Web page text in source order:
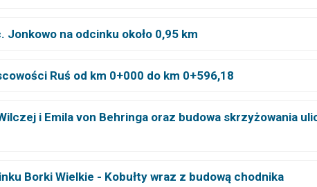
na odcinku około 0,95 km
Ruś od km 0+000 do km 0+596,18
i Emila von Behringa oraz budowa skrzyżowania
Borki Wielkie - Kobułty wraz z budową chodnika